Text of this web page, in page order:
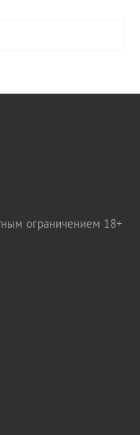
ограничением 18+